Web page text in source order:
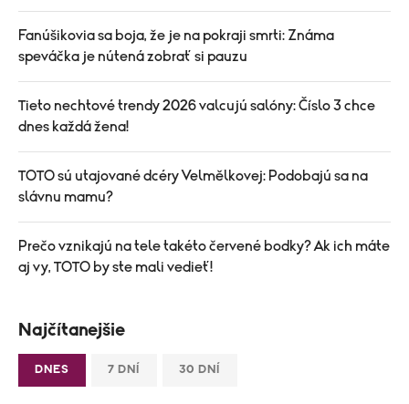
Fanúšikovia sa boja, že je na pokraji smrti: Známa
speváčka je nútená zobrať si pauzu
Tieto nechtové trendy 2026 valcujú salóny: Číslo 3 chce
dnes každá žena!
TOTO sú utajované dcéry Velmělkovej: Podobajú sa na
slávnu mamu?
Prečo vznikajú na tele takéto červené bodky? Ak ich máte
aj vy, TOTO by ste mali vedieť!
Najčítanejšie
DNES 7 DNÍ 30 DNÍ